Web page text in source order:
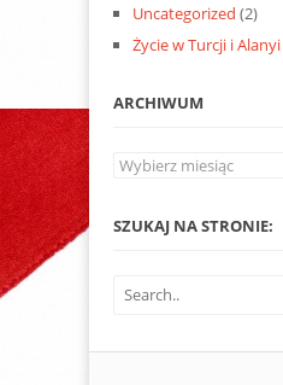
Uncategorized (2)
Życie w Turcji i Alanyi
ARCHIWUM
Archiwum
SZUKAJ NA STRONIE: